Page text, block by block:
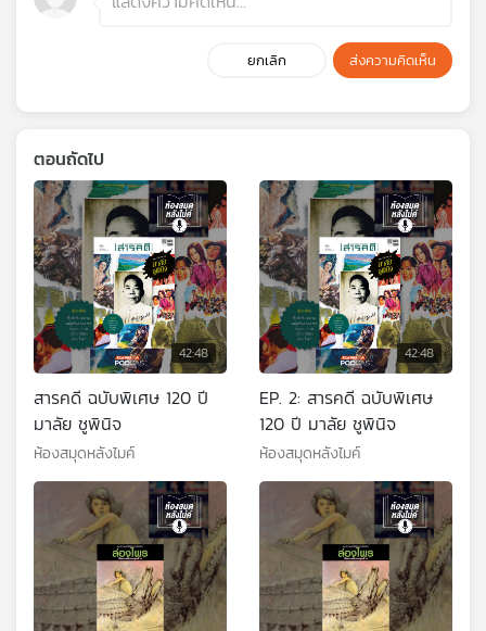
ยกเลิก ส่งความคิดเห็น
ตอนถัดไป
42:48
สารคดี ฉบับพิเศษ 120 ปี
มาลัย ชูพินิจ
ห้องสมุดหลังไมค์
42:48
EP. 2: สารคดี ฉบับพิเศษ
120 ปี มาลัย ชูพินิจ
ห้องสมุดหลังไมค์